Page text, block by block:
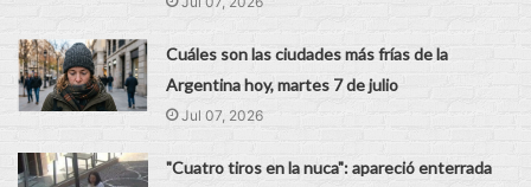
Cuáles son las ciudades más frías de la
Argentina hoy, martes 7 de julio
Jul 07, 2026
"Cuatro tiros en la nuca": apareció enterrada